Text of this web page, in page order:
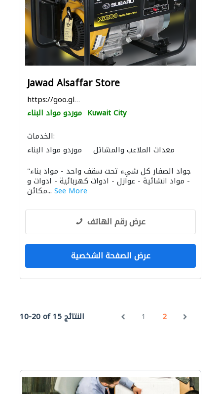
Jawad Alsaffar Store
https://goo.gl/maps/FWD4ZmM5cHiB7Mok9
موردو مواد البناء Kuwait City
الخدمات:
موردو مواد البناء
معدات الملاعب والمشاتل
خدمات التنظيف الأشغال الصحية والسباكة
استشارات السلامة الدهان
الحمامات والمطابخ
"جواد الصفار كل شيء تحت سقف واحد - مواد بناء
- مواد انشائية - عوازل - ادوات كهربائية - ادوات و
مكائن... See More
عرض رقم الهاتف
عرض الصفحة الشخصية
10-20 of 15 النتائج 1 2